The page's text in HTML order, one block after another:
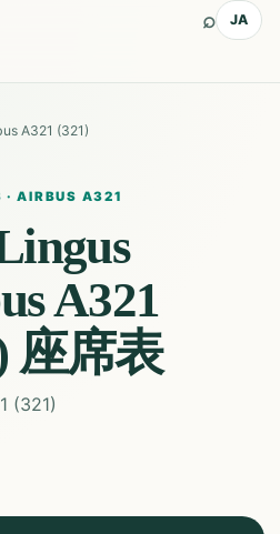
⌕ JA
A321 (321)
·AIRBUS A321
A321
座席表
(321)